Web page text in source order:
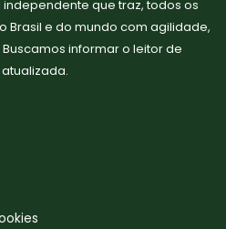
que traz, todos os
Brasil e do mundo com agilidade,
informar o leitor de